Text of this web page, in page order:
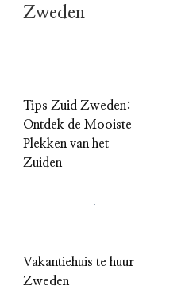
Zweden
Tips Zuid Zweden:
Ontdek de Mooiste
Plekken van het
Zuiden
Vakantiehuis te huur
Zweden